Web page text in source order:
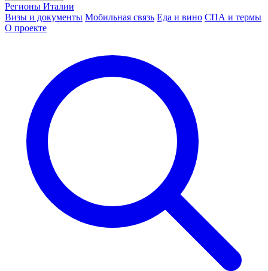
Регионы Италии
Визы и документы Мобильная связь Еда и вино СПА и термы
О проекте